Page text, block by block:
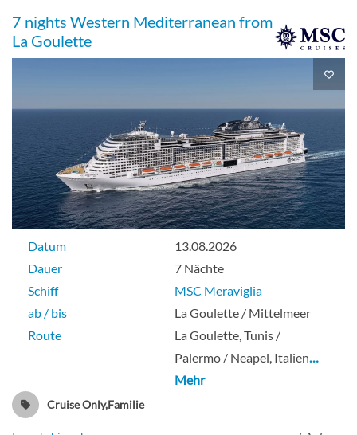
7 nights Western Mediterranean from
La Goulette
Datum
13.08.2026
Dauer
7 Nächte
Schiff
MSC Meraviglia
ab / bis
La Goulette / Mittelmeer
Route
La Goulette, Tunis /
Palermo / Neapel, Italien…
Mehr
Cruise Only,Familie